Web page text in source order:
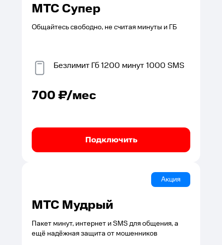
МТС Супер
Общайтесь свободно, не считая минуты и ГБ
БезлимитГб1200 минут1000 SMS
700₽/мес
Подключить
Акция
МТС Мудрый
Пакет минут, интернет и SMS для общения, а
ещё надёжная защита от мошенников